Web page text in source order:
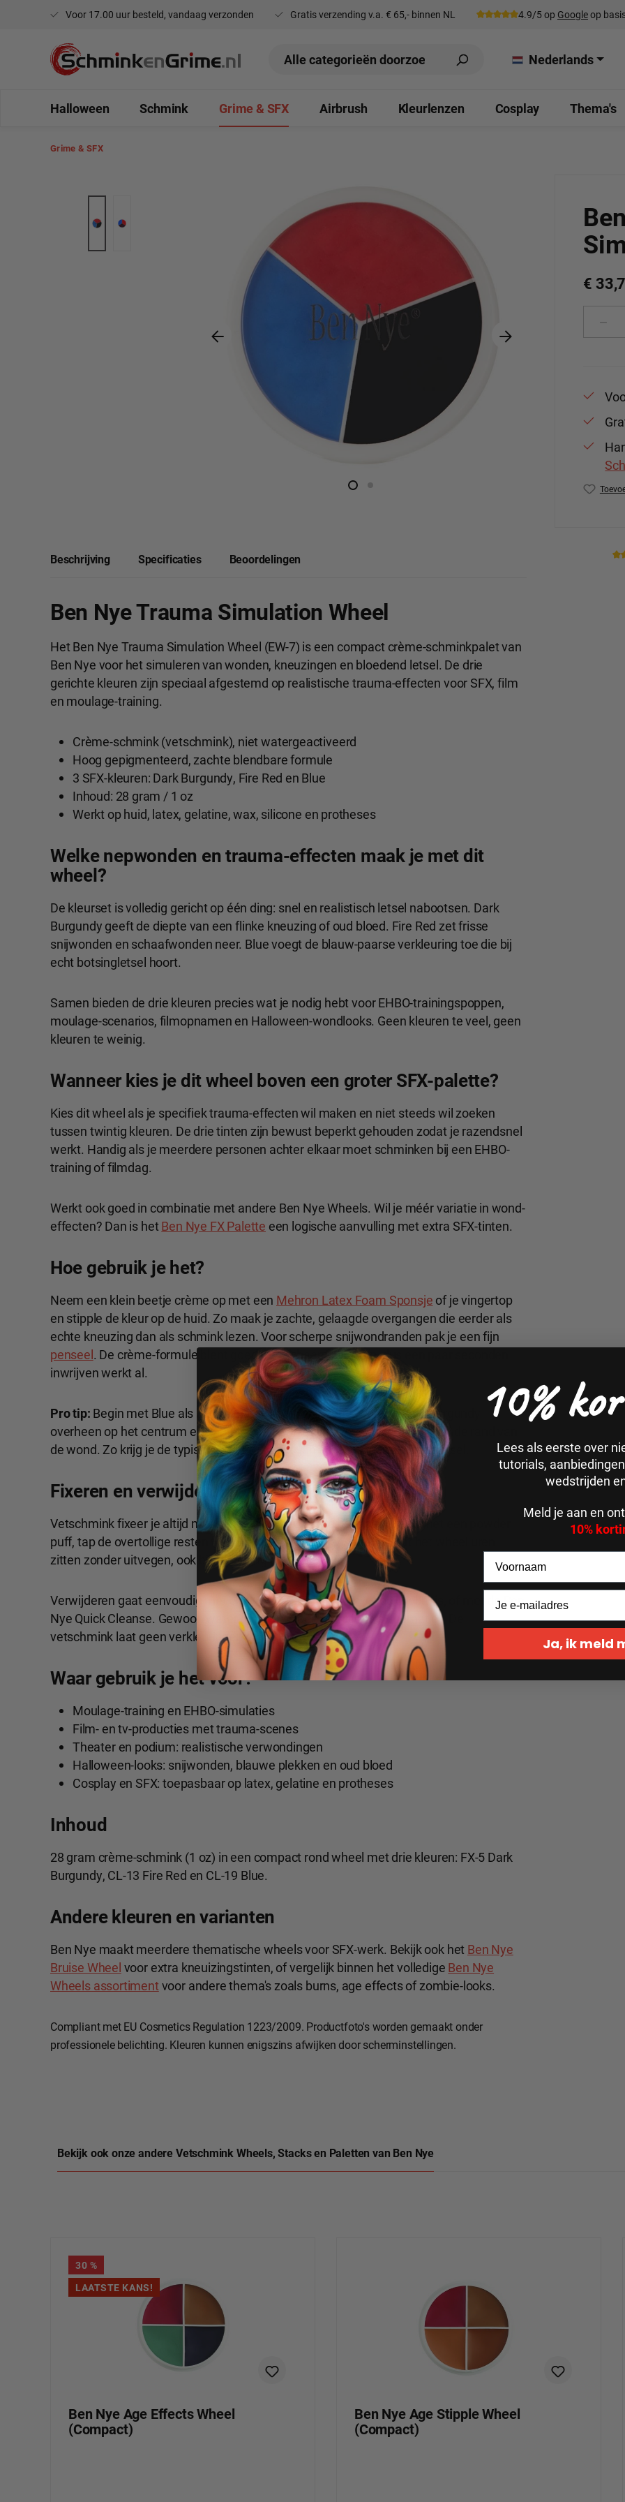
Ga naar de hoofdnavigatie
Voor 17.00 uur besteld, vandaag verzonden Gratis verzending v.a. € 65,- binnen NL 4.9/5 op Googleop
Nederlands
Halloween Schmink Grime & SFX Airbrush Kleurlenzen Cosplay Thema's
Grime & SFX
€
Beschrijving Specificaties Beoordelingen
Ben Nye Trauma Simulation Wheel
Het Ben Nye Trauma Simulation Wheel (EW-7) is een compact crème-schminkpalet van
Ben Nye voor het simuleren van wonden, kneuzingen en bloedend letsel. De drie
gerichte kleuren zijn speciaal afgestemd op realistische trauma-effecten voor SFX, film
en moulage-training.
Crème-schmink (vetschmink), niet watergeactiveerd
Hoog gepigmenteerd, zachte blendbare formule
3 SFX-kleuren: Dark Burgundy, Fire Red en Blue
Inhoud: 28 gram / 1 oz
Werkt op huid, latex, gelatine, wax, silicone en protheses
Welke nepwonden en trauma-effecten maak je met dit
wheel?
De kleurset is volledig gericht op één ding: snel en realistisch letsel nabootsen. Dark
Burgundy geeft de diepte van een flinke kneuzing of oud bloed. Fire Red zet frisse
snijwonden en schaafwonden neer. Blue voegt de blauw-paarse verkleuring toe die bij
echt botsingletsel hoort.
Samen bieden de drie kleuren precies wat je nodig hebt voor EHBO-trainingspoppen,
moulage-scenarios, filmopnamen en Halloween-wondlooks. Geen kleuren te veel, geen
kleuren te weinig.
Wanneer kies je dit wheel boven een groter SFX-palette?
Kies dit wheel als je specifiek trauma-effecten wil maken en niet steeds wil zoeken
tussen twintig kleuren. De drie tinten zijn bewust beperkt gehouden zodat je razendsnel
werkt. Handig als je meerdere personen achter elkaar moet schminken bij een EHBO-
training of filmdag.
Werkt ook goed in combinatie met andere Ben Nye Wheels. Wil je méér variatie in wond-
effecten? Dan is het Ben Nye FX Palette een logische aanvulling met extra SFX-tinten.
Hoe gebruik je het?
Neem een klein beetje crème op met een Mehron Latex Foam Sponsje of je vingertop
en stipple de kleur op de huid. Zo maak je zachte, gelaagde overgangen die eerder als
echte kneuzing dan als schmink lezen. Voor scherpe snijwondranden pak je een fijn
penseel. De crème-formule blent goed met lichaamswarmte, dus een paar seconden
inwrijven werkt al.
Pro tip: Begin met Blue als basis voor de kneuizing-zone, werk er Dark Burgundy
overheen op het centrum en gebruik Fire Red voor de verse bloedkleur aan de rand van
de wond. Zo krijg je de typische kleurgradiënt van echt bloeduitstortingsletsel.
Fixeren en verwijderen
Vetschmink fixeer je altijd metsetting powder. Breng het poeder aan met een powder
puff, tap de overtollige resten weg met een poederpenseel. Zo blijft het wheel uren
zitten zonder uitvegen, ook bij beweging of zweten.
Verwijderen gaat eenvoudig met een milde schminkremoverop oliebasis, of met de Ben
Nye Quick Cleanse. Gewoon water en zeep is ook effectief als alternatief. De
vetschmink laat geen verkleuringen achter op de huid.
Waar gebruik je het voor?
Moulage-training en EHBO-simulaties
Film- en tv-producties met trauma-scenes
Theater en podium: realistische verwondingen
Halloween-looks: snijwonden, blauwe plekken en oud bloed
Cosplay en SFX: toepasbaar op latex, gelatine en protheses
Inhoud
28 gram crème-schmink (1 oz) in een compact rond wheel met drie kleuren: FX-5 Dark
Burgundy, CL-13 Fire Red en CL-19 Blue.
Andere kleuren en varianten
Ben Nye maakt meerdere thematische wheels voor SFX-werk. Bekijk ook het Ben Nye
Bruise Wheel voor extra kneuizingstinten, of vergelijk binnen het volledige Ben Nye
Wheels assortiment voor andere thema's zoals burns, age effects of zombie-looks.
Compliant met EU Cosmetics Regulation 1223/2009. Productfoto's worden gemaakt onder
professionele belichting. Kleuren kunnen enigszins afwijken door scherminstellingen.
Bekijk ook onze andere Vetschmink Wheels, Stacks en Paletten van Ben Nye
30 %
LAATSTE KANS!
Ben Nye Age Effects Wheel
(Compact)
Ben Nye Age Stipple Wheel
(Compact)
10%
Lees als eerste over
tutorials,
wedstrijden
Meld je aan en
10%
Ja, ik meld